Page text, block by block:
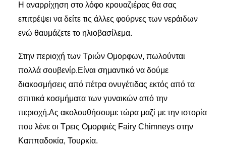
Η αναρρίχηση στο λόφο κρουαζιέρας θα σας
επιτρέψει να δείτε τις άλλες φούρνες των νεράιδων
ενώ θαυμάζετε το ηλιοβασίλεμα.
Στην περιοχή των Τριών Ομορφων, πωλούνται
πολλά σουβενίρ.Είναι σημαντικό να δούμε
διακοσμήσεις από πέτρα ονυγέτιδας εκτός από τα
σπιτικά κοσμήματα των γυναικών από την
περιοχή.Ας ακολουθήσουμε τώρα μαζί με την ιστορία
που λένε οι Τρεις Ομορφιές Fairy Chimneys στην
Καππαδοκία, Τουρκία.